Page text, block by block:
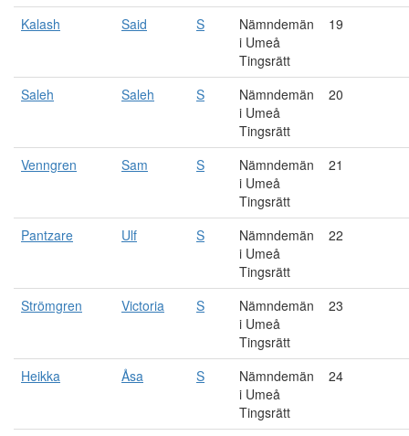
Kalash Said S
Nämndemän
i Umeå
Tingsrätt
19
Saleh Saleh S
Nämndemän
i Umeå
Tingsrätt
20
Venngren Sam S
Nämndemän
i Umeå
Tingsrätt
21
Pantzare Ulf S
Nämndemän
i Umeå
Tingsrätt
22
Strömgren Victoria S
Nämndemän
i Umeå
Tingsrätt
23
Heikka Åsa S
Nämndemän
i Umeå
Tingsrätt
24